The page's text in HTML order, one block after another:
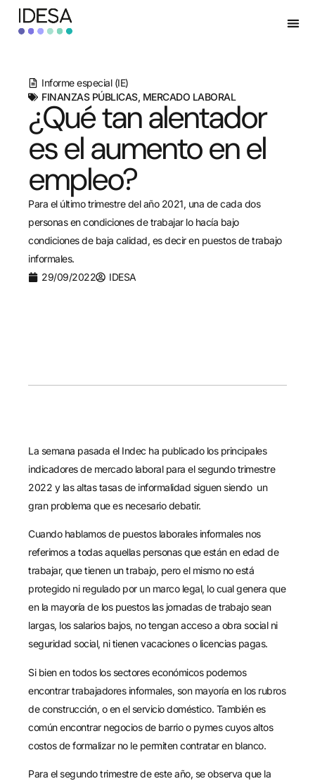
Informe especial (IE)
FINANZAS PÚBLICAS, MERCADO LABORAL
¿Qué tan alentador
es el aumento en el
empleo?
Para el último trimestre del año 2021, una de cada dos
personas en condiciones de trabajar lo hacía bajo
condiciones de baja calidad, es decir en puestos de trabajo
informales.
29/09/2022
IDESA
La semana pasada el Indec ha publicado los principales
indicadores de mercado laboral para el segundo trimestre
2022 y las altas tasas de informalidad siguen siendo un
gran problema que es necesario debatir.
Cuando hablamos de puestos laborales informales nos
referimos a todas aquellas personas que están en edad de
trabajar, que tienen un trabajo, pero el mismo no está
protegido ni regulado por un marco legal, lo cual genera que
en la mayoría de los puestos las jornadas de trabajo sean
largas, los salarios bajos, no tengan acceso a obra social ni
seguridad social, ni tienen vacaciones o licencias pagas.
Si bien en todos los sectores económicos podemos
encontrar trabajadores informales, son mayoría en los rubros
de construcción, o en el servicio doméstico. También es
común encontrar negocios de barrio o pymes cuyos altos
costos de formalizar no le permiten contratar en blanco.
Para el segundo trimestre de este año, se observa que la